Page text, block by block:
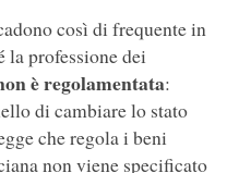
così di frequente in
la professione dei
è regolamentata:
di cambiare lo stato
che regola i beni
non viene specificato